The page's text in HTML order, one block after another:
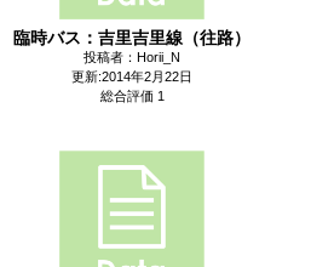
臨時バス：吉里吉里線（往路）
投稿者：Horii_N
更新:2014年2月22日
総合評価 1